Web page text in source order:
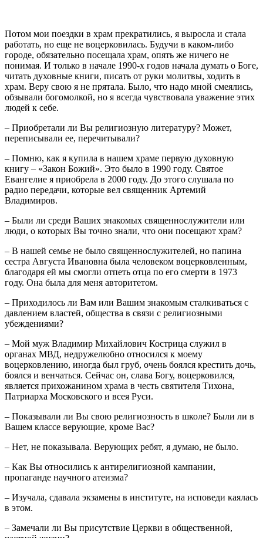
Потом мои поездки в храм прекратились, я выросла и стала
работать, но еще не воцерковилась. Будучи в каком-либо
городе, обязательно посещала храм, опять же ничего не
понимая. И только в начале 1990-х годов начала думать о Боге,
читать духовные книги, писать от руки молитвы, ходить в
храм. Веру свою я не прятала. Было, что надо мной смеялись,
обзывали богомолкой, но я всегда чувствовала уважение этих
людей к себе.
– Приобретали ли Вы религиозную литературу? Может,
переписывали ее, перечитывали?
– Помню, как я купила в нашем храме первую духовную
книгу – «Закон Божий». Это было в 1990 году. Святое
Евангелие я приобрела в 2000 году. До этого слушала по
радио передачи, которые вел священник Артемий
Владимиров.
– Были ли среди Ваших знакомых священнослужители или
люди, о которых Вы точно знали, что они посещают храм?
– В нашей семье не было священнослужителей, но папина
сестра Августа Ивановна была человеком воцерковленным,
благодаря ей мы смогли отпеть отца по его смерти в 1973
году. Она была для меня авторитетом.
– Приходилось ли Вам или Вашим знакомым сталкиваться с
давлением властей, общества в связи с религиозными
убеждениями?
– Мой муж Владимир Михайлович Кострица служил в
органах МВД, недружелюбно относился к моему
воцерковлению, иногда был груб, очень боялся крестить дочь,
боялся и венчаться. Сейчас он, слава Богу, воцерковился,
является прихожанином храма в честь святителя Тихона,
Патриарха Московского и всея Руси.
– Показывали ли Вы свою религиозность в школе? Были ли в
Вашем классе верующие, кроме Вас?
– Нет, не показывала. Верующих ребят, я думаю, не было.
– Как Вы относились к антирелигиозной кампании,
пропаганде научного атеизма?
– Изучала, сдавала экзамены в институте, на исповеди каялась
в этом.
– Замечали ли Вы присутствие Церкви в общественной,